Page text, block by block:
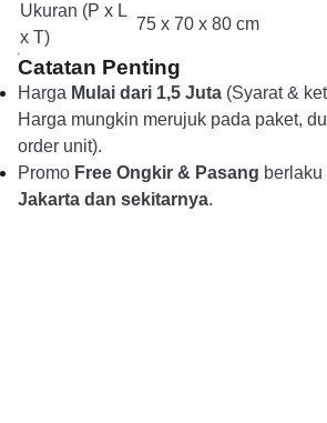
Ukuran (P x L
x T)
75 x 70 x 80 cm
Catatan Penting
Harga Mulai dari 1,5 Juta (Syarat &
Harga mungkin merujuk pada paket,
order unit).
Promo Free Ongkir & Pasang
Jakarta dan sekitarnya.